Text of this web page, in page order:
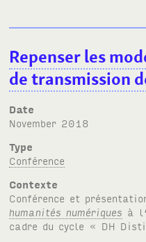
Repenser les
de transmission
Date
November 2018
Type
Conférence
Contexte
Conférence et
humanités numériques à
cadre du cycle « DH